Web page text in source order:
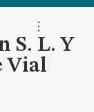
S. L. Y
Vial